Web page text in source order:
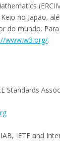
no Japão,
do mundo.
www.w3.org/.
Standards
IETF and